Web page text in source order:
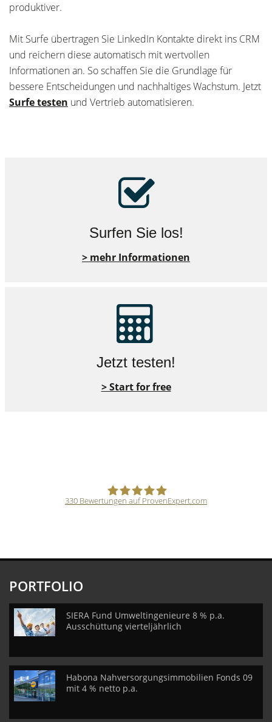
produktiver.
Mit Surfe übertragen Sie LinkedIn Kontakte direkt ins CRM
und reichern diese automatisch mit wertvollen
Informationen an. So schaffen Sie die Grundlage für
bessere Entscheidungen und nachhaltiges Wachstum. Jetzt
Surfe testen und Vertrieb automatisieren.
Surfen Sie los!
> mehr Informationen
Jetzt testen!
> Start for free
330 Bewertungen auf ProvenExpert.com
PORTFOLIO
SIERA Fund Umweltingenieure 8 % p.a.
Ausschüttung vierteljährlich
Habona Nahversorgungsimmobilien Fonds 09
mit 4 % netto p.a.